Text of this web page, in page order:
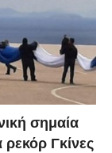
σημαία
Γκίνες